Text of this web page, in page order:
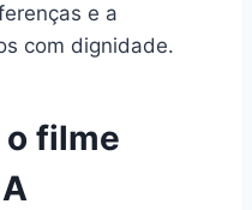
e a
com dignidade.
o filme